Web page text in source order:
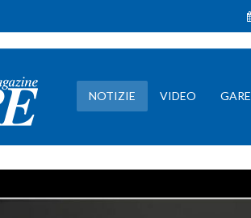
NOTIZIE VIDEO GARE